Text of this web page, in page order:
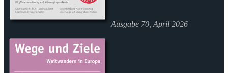
Ausgabe 70, April 2026